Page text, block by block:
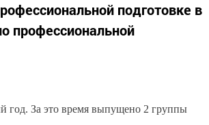
подготовке в
профессиональной
За это время выпущено 2 группы